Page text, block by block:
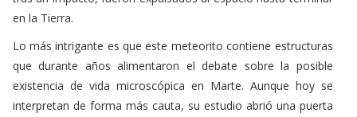
en la Tierra.
Lo más intrigante es que este meteorito contiene estructuras
que durante años alimentaron el debate sobre la posible
existencia de vida microscópica en Marte. Aunque hoy se
interpretan de forma más cauta, su estudio abrió una puerta